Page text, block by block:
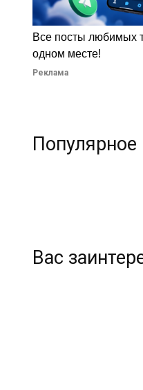
Все посты любимых
одном месте!
Реклама
Популярное
Вас